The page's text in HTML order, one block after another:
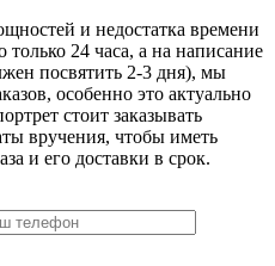
и недостатка времени
только 24 часа, а на написание
посвятить 2-3 дня), мы
особенно это актуально
стоит заказывать
вручения, чтобы иметь
и его доставки в срок.